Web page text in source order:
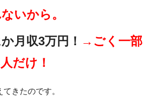
いから。
月収3万円！ →ごく一部
だけ！
きたのです。